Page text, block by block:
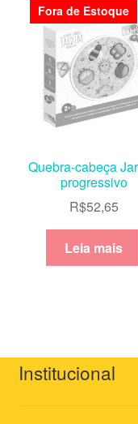
Fora de Estoque
Quebra-cabeça
progressivo
R$52,65
Leia mais
Institucional